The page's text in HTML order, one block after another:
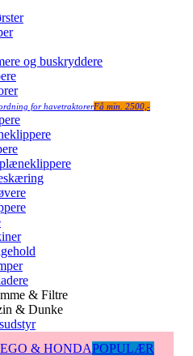
og buskryddere
for havetraktorerFå min. 2500,-
& Filtre
& Dunke
EGO & HONDAPOPULÆR